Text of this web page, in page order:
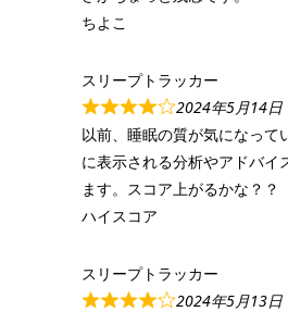
ちよこ
スリープトラッカー
2024年5月14日
以前、睡眠の質が気になって
に表示される分析やアドバイ
ます。スコア上がるかな？？
ハイスコア
スリープトラッカー
2024年5月13日